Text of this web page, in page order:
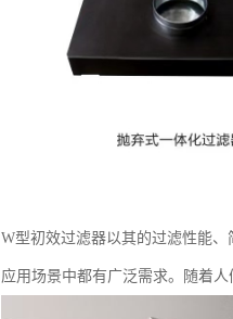
W型初效过滤器以其的过滤性能
应用场景中都有广泛需求。随着